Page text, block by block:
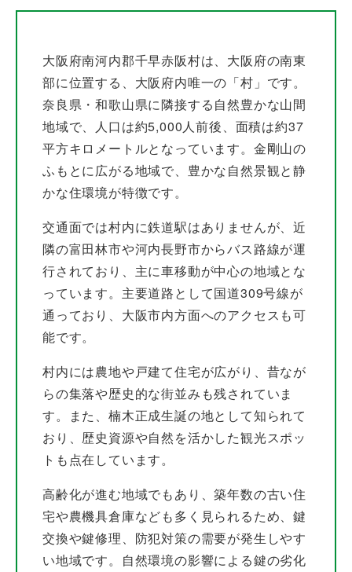
大阪府南河内郡千早赤阪村は、大阪府の南東
部に位置する、大阪府内唯一の「村」です。
奈良県・和歌山県に隣接する自然豊かな山間
地域で、人口は約5,000人前後、面積は約37
平方キロメートルとなっています。金剛山の
ふもとに広がる地域で、豊かな自然景観と静
かな住環境が特徴です。
交通面では村内に鉄道駅はありませんが、近
隣の富田林市や河内長野市からバス路線が運
行されており、主に車移動が中心の地域とな
っています。主要道路として国道309号線が
通っており、大阪市内方面へのアクセスも可
能です。
村内には農地や戸建て住宅が広がり、昔なが
らの集落や歴史的な街並みも残されていま
す。また、楠木正成生誕の地として知られて
おり、歴史資源や自然を活かした観光スポッ
トも点在しています。
高齢化が進む地域でもあり、築年数の古い住
宅や農機具倉庫なども多く見られるため、鍵
交換や鍵修理、防犯対策の需要が発生しやす
い地域です。自然環境の影響による鍵の劣化